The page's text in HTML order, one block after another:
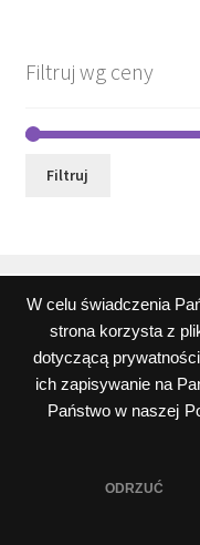
W celu świadczenia
strona korzysta z
dotyczącą
ich zapisywanie na
Państwo w naszej
ODRZUĆ
Filtruj wg ceny
Filtruj
© Wszystkie teksty,
informacje
podlegają prawom
Polityka prywatności i